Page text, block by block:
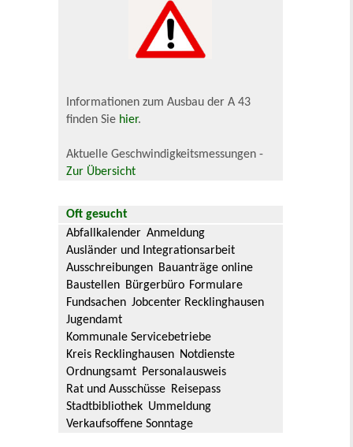
Informationen zum Ausbau der A 43
finden Sie hier.
Aktuelle Geschwindigkeitsmessungen -
Zur Übersicht
Oft gesucht
Abfallkalender Anmeldung
Ausländer und Integrationsarbeit
Ausschreibungen Bauanträge online
Baustellen Bürgerbüro Formulare
Fundsachen Jobcenter Recklinghausen
Jugendamt
Kommunale Servicebetriebe
Kreis Recklinghausen Notdienste
Ordnungsamt Personalausweis
Rat und Ausschüsse Reisepass
Stadtbibliothek Ummeldung
Verkaufsoffene Sonntage